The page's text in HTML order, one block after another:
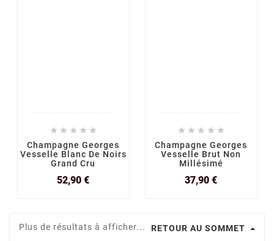
    
Champagne Georges
Vesselle Blanc De Noirs
Grand Cru
52,90 €Prix
    
Champagne Georges
Vesselle Brut Non
Millésimé
37,90 €Prix
Plus de résultats à afficher... RETOUR AU SOMMET